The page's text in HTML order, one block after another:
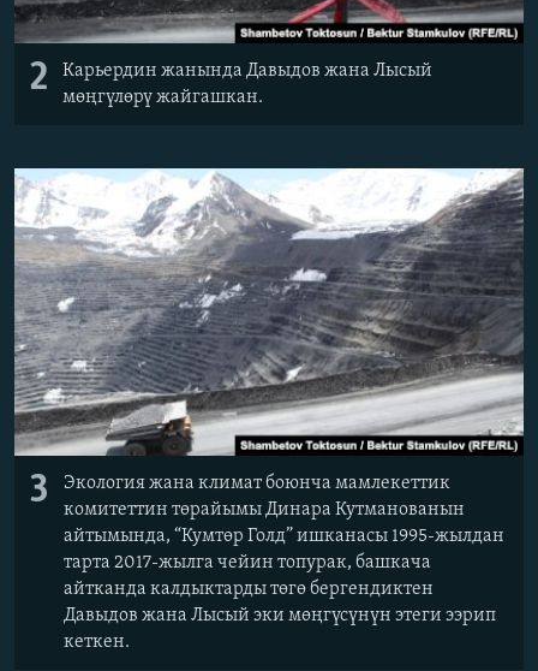
2
Карьердин жанында Давыдов жана Лысый
мөңгүлөрү жайгашкан.
3
Экология жана климат боюнча мамлекеттик
комитеттин төрайымы Динара Кутманованын
айтымында, “Кумтөр Голд” ишканасы 1995-жылдан
тарта 2017-жылга чейин топурак, башкача
айтканда калдыктарды төгө бергендиктен
Давыдов жана Лысый эки мөңгүсүнүн этеги ээрип
кеткен.